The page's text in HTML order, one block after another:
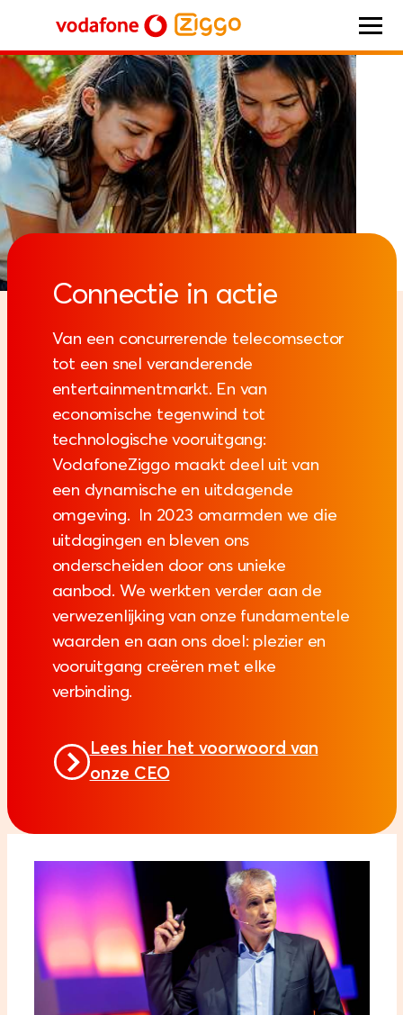
Vodafone Ziggo
Connectie in actie
Van een concurrerende telecomsector
tot een snel veranderende
entertainmentmarkt. En van
economische tegenwind tot
technologische vooruitgang:
VodafoneZiggo maakt deel uit van
een dynamische en uitdagende
omgeving. In 2023 omarmden we die
uitdagingen en bleven ons
onderscheiden door ons unieke
aanbod. We werkten verder aan de
verwezenlijking van onze fundamentele
waarden en aan ons doel: plezier en
vooruitgang creëren met elke
verbinding.
Lees hier het voorwoord van
onze CEO